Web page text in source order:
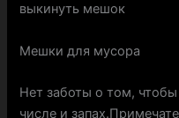
выкинуть мешок
Мешки для мусора
Нет заботы о том,
числе и